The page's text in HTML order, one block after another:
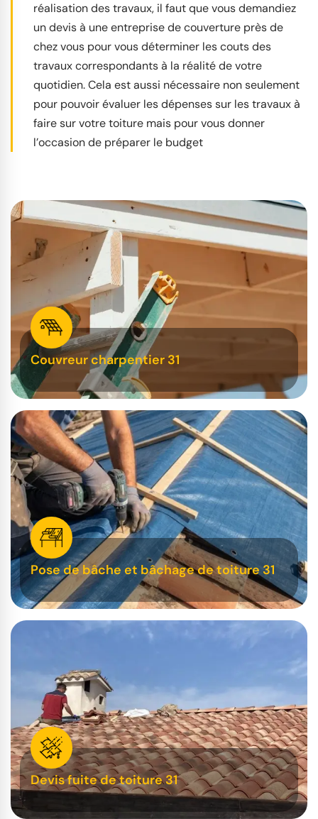
réalisation des travaux, il faut que vous demandiez
un devis à une entreprise de couverture près de
chez vous pour vous déterminer les couts des
travaux correspondants à la réalité de votre
quotidien. Cela est aussi nécessaire non seulement
pour pouvoir évaluer les dépenses sur les travaux à
faire sur votre toiture mais pour vous donner
l’occasion de préparer le budget
Couvreur charpentier 31
Pose de bâche et bâchage de toiture 31
Devis fuite de toiture 31